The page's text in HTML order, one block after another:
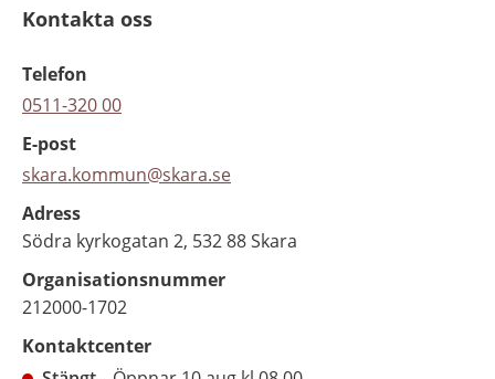
Kontakta oss
Telefon
0511-320 00
E-post
skara.kommun@skara.se
Adress
Södra kyrkogatan 2, 532 88 Skara
Organisationsnummer
212000-1702
Kontaktcenter